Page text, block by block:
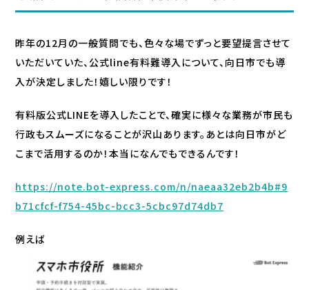
昨年の12月の一般質問でも、色々な場でずっと要望提言させて
いただいていた、公式line有料難導入について、向日市でも導
入が決定しました！嬉しい限りです！
有料版公式LINEを導入したことで、確実に様々な業務が市民も
行政もスムーズになることが沢山あります。あとは向日市がど
こまで活用するのか！本当になんでもできるんです！
https://note.bot-express.com/n/naeaa32eb2b4b#9
b71cfcf-f754-45bc-bcc3-5cbc97d74db7
例えば